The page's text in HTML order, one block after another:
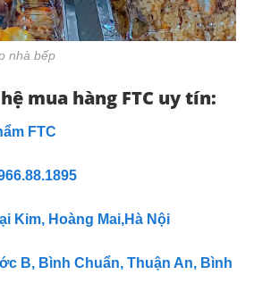
nhà bếp
mua hàng FTC uy tín:
FTC
Kim, Hoàng Mai,Hà Nội
B, Bình Chuẩn, Thuận An, Bình